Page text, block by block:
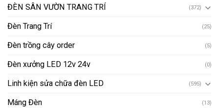
ĐÈN SÂN VƯỜN TRANG TRÍ (372)
Đèn Trang Trí (25)
Đèn trồng cây order (5)
Đèn xưởng LED 12v 24v (0)
Linh kiện sửa chữa đèn LED (595)
Máng Đèn (13)